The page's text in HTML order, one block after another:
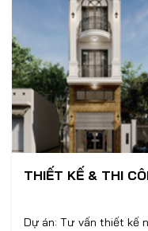
THIẾT KẾ & THI
Dự án: Tư vấn thiết kế nhà anh